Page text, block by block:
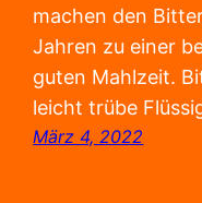
machen den
Jahren zu einer
guten Mahlzeit.
leicht trübe
März 4, 2022